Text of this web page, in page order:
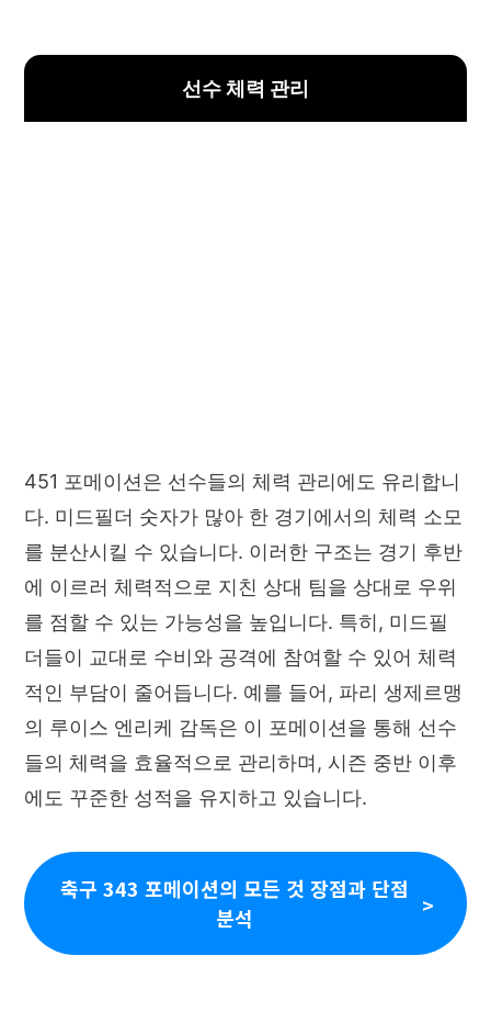
선수 체력 관리
451 포메이션은 선수들의 체력 관리에도 유리합니
다. 미드필더 숫자가 많아 한 경기에서의 체력 소모
를 분산시킬 수 있습니다. 이러한 구조는 경기 후반
에 이르러 체력적으로 지친 상대 팀을 상대로 우위
를 점할 수 있는 가능성을 높입니다. 특히, 미드필
더들이 교대로 수비와 공격에 참여할 수 있어 체력
적인 부담이 줄어듭니다. 예를 들어, 파리 생제르맹
의 루이스 엔리케 감독은 이 포메이션을 통해 선수
들의 체력을 효율적으로 관리하며, 시즌 중반 이후
에도 꾸준한 성적을 유지하고 있습니다.
축구 343 포메이션의 모든 것 장점과 단점
분석